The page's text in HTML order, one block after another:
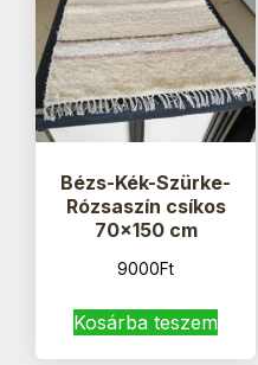
Bézs-Kék-Szürke-
Rózsaszín csíkos
70×150 cm
9000Ft
Kosárba teszem